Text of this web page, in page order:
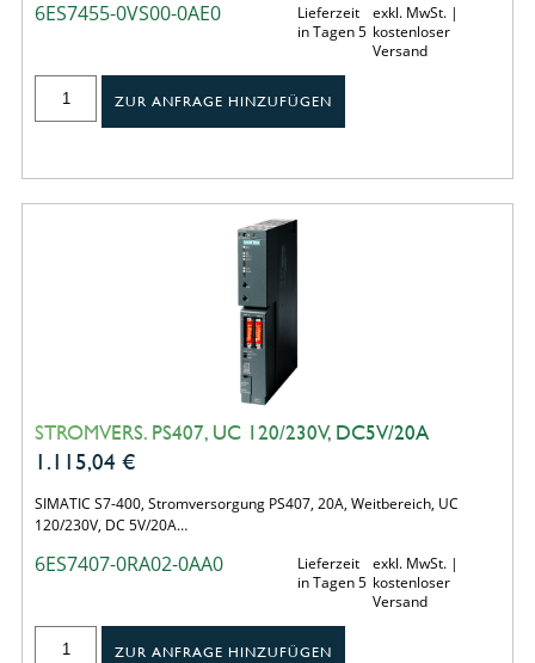
6ES7455-0VS00-0AE0
Lieferzeit
in Tagen 5
exkl. MwSt. |
kostenloser
Versand
ZUR ANFRAGE HINZUFÜGEN
STROMVERS. PS407, UC 120/230V, DC5V/20A
1.115,04 €
SIMATIC S7-400, Stromversorgung PS407, 20A, Weitbereich, UC
120/230V, DC 5V/20A…
6ES7407-0RA02-0AA0
Lieferzeit
in Tagen 5
exkl. MwSt. |
kostenloser
Versand
ZUR ANFRAGE HINZUFÜGEN